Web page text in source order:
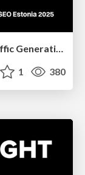
Redefining SEO in the New Era of Traffic Generation
1 380